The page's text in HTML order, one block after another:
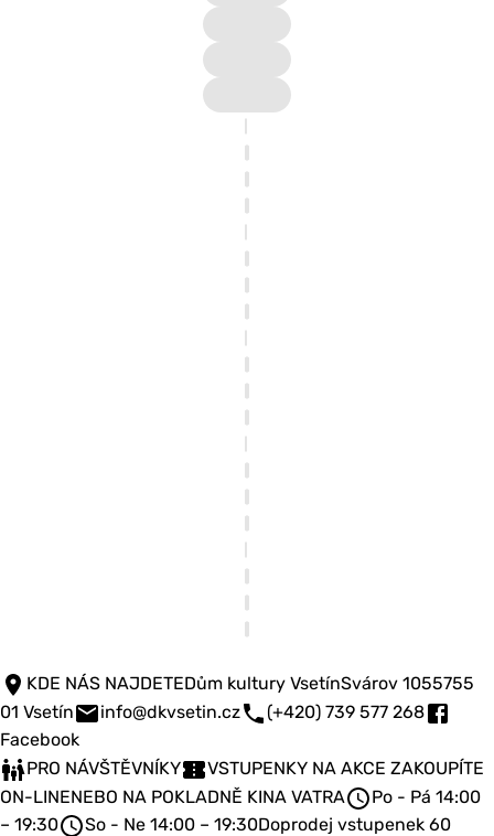
KDE NÁS NAJDETEDům kultury VsetínSvárov 1055755
01 Vsetín
info@dkvsetin.cz
(+420) 739 577 268
Facebook
PRO NÁVŠTĚVNÍKY
VSTUPENKY NA AKCE ZAKOUPÍTE
ON-LINENEBO NA POKLADNĚ KINA VATRA
Po - Pá 14:00
– 19:30
So - Ne 14:00 – 19:30Doprodej vstupenek 60